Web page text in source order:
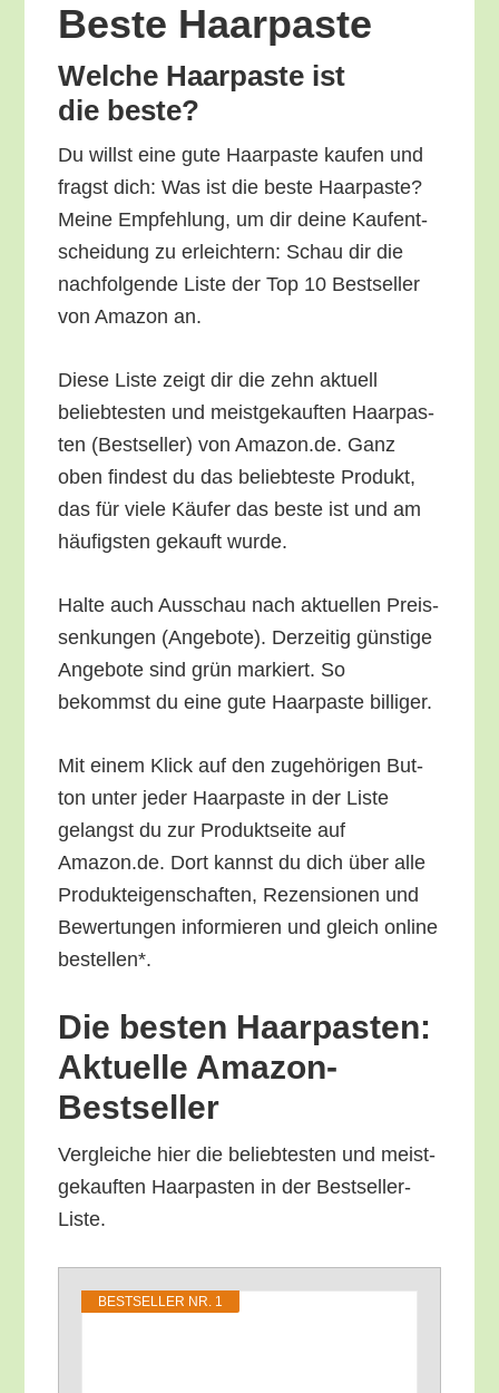
Bes­te Haarpaste
Wel­che Haar­pas­te ist
die beste?
Du willst eine gute Haar­pas­te kau­fen und
fragst dich: Was ist die bes­te Haar­pas­te?
Mei­ne Emp­feh­lung, um dir dei­ne Kauf­ent­
schei­dung zu erleich­tern: Schau dir die
nach­fol­gen­de Lis­te der Top 10 Best­sel­ler
von Ama­zon an.
Die­se Lis­te zeigt dir die zehn aktu­ell
belieb­tes­ten und meist­ge­kauf­ten Haar­pas­
ten (Best­sel­ler) von Amazon.de. Ganz
oben fin­dest du das belieb­tes­te Pro­dukt,
das für vie­le Käu­fer das bes­te ist und am
häu­figs­ten gekauft wurde.
Hal­te auch Aus­schau nach aktu­el­len Preis­
sen­kun­gen (Ange­bo­te). Der­zei­tig güns­ti­ge
Ange­bo­te sind grün mar­kiert. So
bekommst du eine gute Haar­pas­te billiger.
Mit einem Klick auf den zuge­hö­ri­gen But­
ton unter jeder Haar­pas­te in der Lis­te
gelangst du zur Pro­dukt­sei­te auf
Amazon.de. Dort kannst du dich über alle
Pro­duk­tei­gen­schaf­ten, Rezen­sio­nen und
Bewer­tun­gen infor­mie­ren und gleich online
bestellen*.
Die bes­ten Haar­pas­ten:
Aktu­el­le Amazon-
Bestseller
Ver­glei­che hier die belieb­tes­ten und meist­
ge­kauf­ten Haar­pas­ten in der Bestseller-
Liste.
BEST­SEL­LER NR. 1